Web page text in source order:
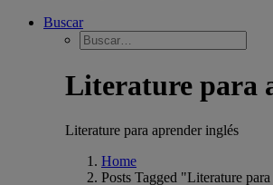
Buscar
Literature para
Literature para aprender inglés
Home
Posts Tagged "Literature